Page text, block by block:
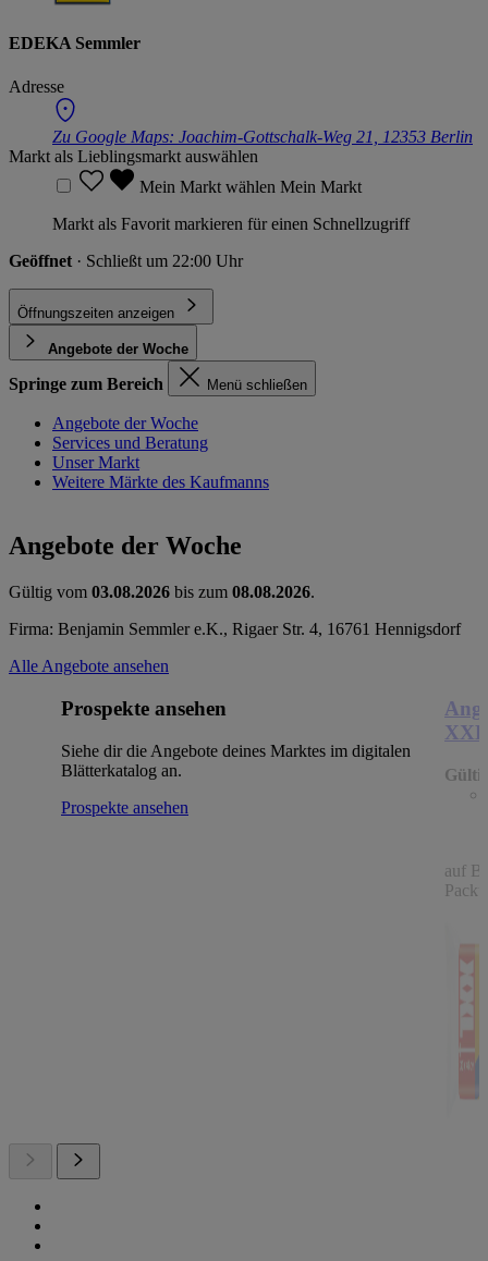
EDEKA Semmler
Adresse
Zu Google Maps: Joachim-Gottschalk-Weg 21, 12353 Berlin
Markt als Lieblingsmarkt auswählen
Mein Markt wählen Mein Markt
Markt als Favorit markieren für einen Schnellzugriff
Geöffnet · Schließt um 22:00 Uhr
Öffnungszeiten anzeigen
Angebote der Woche
Springe zum Bereich Menü schließen
Angebote der Woche
Services und Beratung
Unser Markt
Weitere Märkte des Kaufmanns
Angebote der Woche
Gültig vom 03.08.2026 bis zum 08.08.2026.
Firma: Benjamin Semmler e.K., Rigaer Str. 4, 16761 Hennigsdorf
Alle Angebote ansehen
Prospekte ansehen
Siehe dir die Angebote deines Marktes im digitalen
Blätterkatalog an.
Prospekte ansehen
XXL
auf